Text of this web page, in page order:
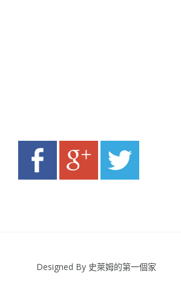
Designed By 史萊姆的第一個家